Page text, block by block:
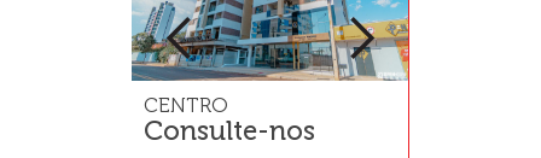
CENTRO
Consulte-nos